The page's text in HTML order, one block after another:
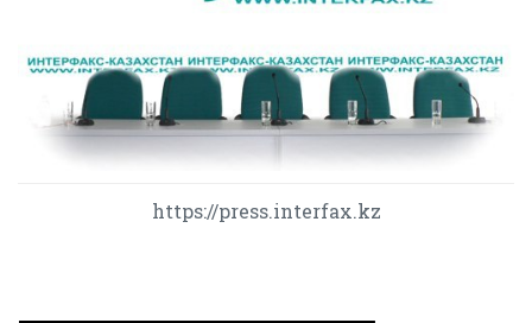
https://press.interfax.kz